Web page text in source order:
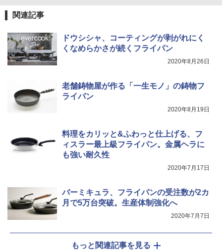
関連記事
ドウシシャ、コーティングが剥がれにく
くなめらかさが続くフライパン
2020年8月26日
老舗鋳物屋が作る「一生モノ」の鋳物フ
ライパン
2020年8月19日
料理をカリッと&ふわっと仕上げる、フ
ィスラー最上級フライパン。金属ヘラに
も強い耐久性
2020年7月17日
バーミキュラ、フライパンの受注数が2カ
月で5万台突破。生産体制強化へ
2020年7月7日
もっと関連記事を見る